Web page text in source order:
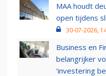
MAA houdt
open tijdens
30-07-2026,
Business en
belangrijker
‘investering